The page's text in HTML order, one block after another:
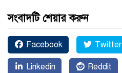
সংবাদটি শেয়ার করুন
Facebook Twitter
Linkedin Reddit